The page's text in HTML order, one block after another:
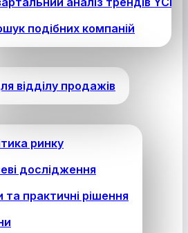
подібних компаній
відділу продажів
ринку
дослідження
та практичні рішення